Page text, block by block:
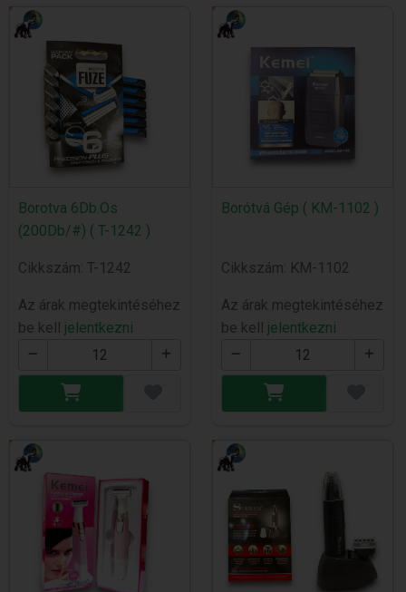
Borotva 6Db.Os
(200Db/#) ( T-1242 )
Cikkszám: T-1242
Az árak megtekintéséhez
be kell jelentkezni
Borótvá Gép ( KM-1102 )
Cikkszám: KM-1102
Az árak megtekintéséhez
be kell jelentkezni